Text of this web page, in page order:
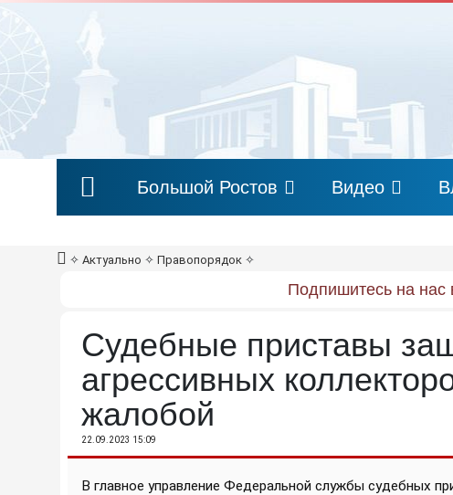
Большой Ростов Видео
✧ Актуально ✧ Правопорядок ✧
Подпишитесь на нас
Судебные приставы
агрессивных
жалобой
22.09.2023 15:09
В главное управление Федеральной службы судебных